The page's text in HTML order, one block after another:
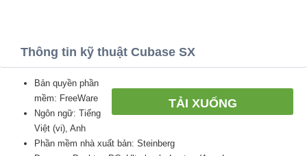
Thông tin kỹ thuật Cubase SX
TẢI XUỐNG
Bản quyền phần
mềm: FreeWare
Ngôn ngữ: Tiếng
Việt (vi), Anh
Phần mềm nhà xuất bản: Steinberg